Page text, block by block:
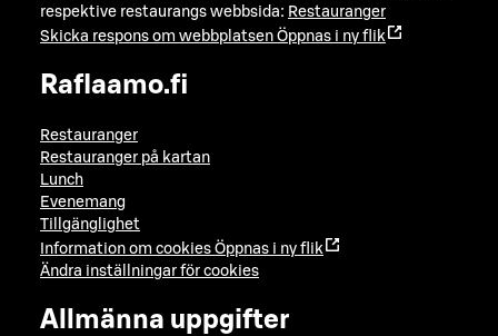
respektive restaurangs webbsida: Restauranger
Skicka respons om webbplatsen Öppnas i ny flik
Raflaamo.fi
Restauranger
Restauranger på kartan
Lunch
Evenemang
Tillgänglighet
Information om cookies Öppnas i ny flik
Ändra inställningar för cookies
Allmänna uppgifter